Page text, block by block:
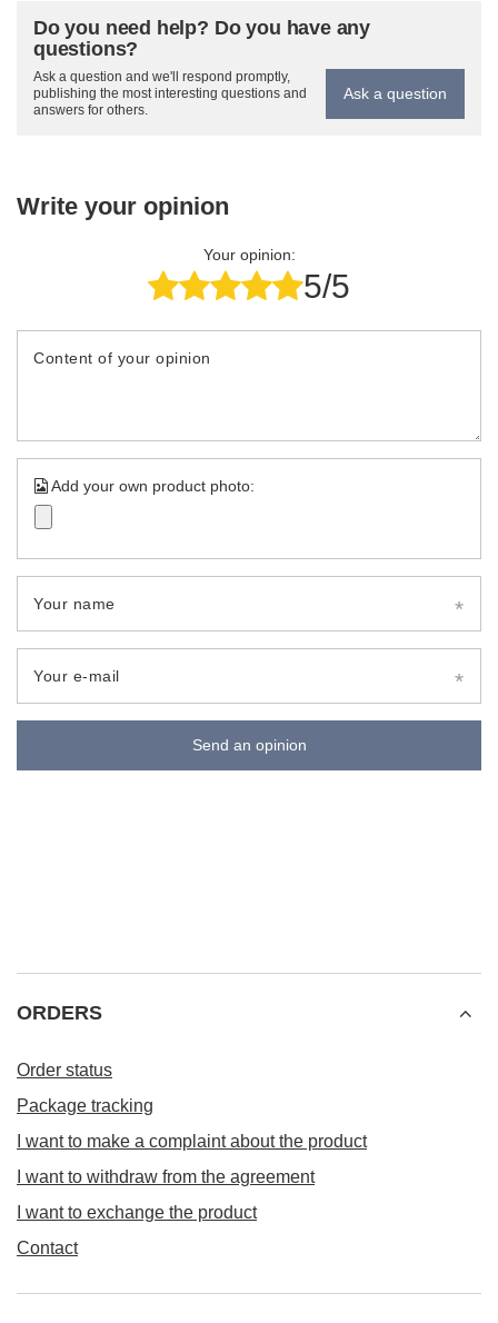
Do you need help? Do you have any
questions?
Ask a question and we'll respond promptly,
publishing the most interesting questions and
answers for others.
Ask a question
Write your opinion
Your opinion:
5/5
Content of your opinion
Add your own product photo:
Your name
Your e-mail
Send an opinion
ORDERS
Order status
Package tracking
I want to make a complaint about the product
I want to withdraw from the agreement
I want to exchange the product
Contact